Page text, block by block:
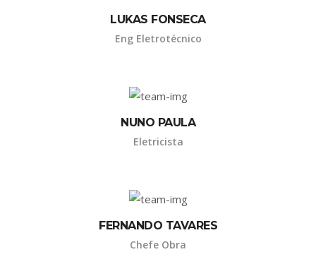
LUKAS FONSECA
Eng Eletrotécnico
NUNO PAULA
Eletricista
FERNANDO TAVARES
Chefe Obra